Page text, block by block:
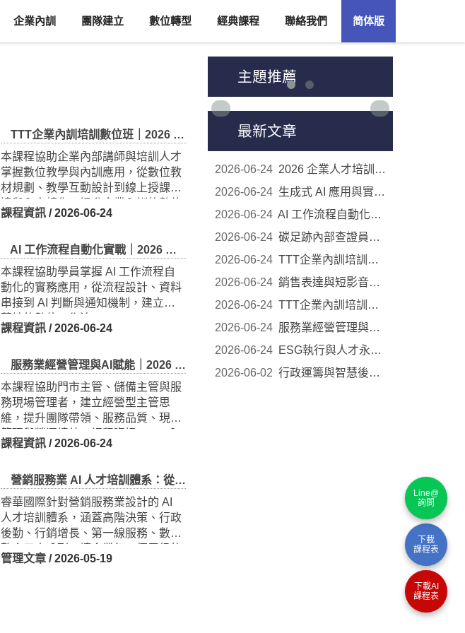
下載
課程表
下載AI
課程表
Line@
詢問
企業內訓 團隊建立 數位轉型 經典課程 聯絡我們 简体版
TTT企業內訓培訓數位班｜2026 企業人才培訓公開班
本課程協助企業內部講師與培訓人才
掌握數位教學與內訓應用，從數位教
材規劃、教學互動設計到線上授課表
教學實務能力。課程資訊、DM 內
容、講師介紹與報名連結請見本頁。
AI 工作流程自動化實戰｜2026 企業人才培訓公開班
本課程協助學員掌握 AI 工作流程自
動化的實務應用，從流程設計、資料
串接到 AI 判斷與通知機制，建立可
服務業經營管理與AI賦能｜2026 企業人才培訓公開班
本課程協助門市主管、儲備主管與服
務現場管理者，建立經營型主管思
維，提升團隊帶領、服務品質、現場
主題推薦
最新文章
2026-06-24
2026 企業人才培訓公開班｜8 大主題課程開放報名
2026-06-24 生成式 AI 應用與實務工作導入｜2026 企業人才培訓...
2026-06-24
AI 工作流程自動化實戰｜2026 企業人才培訓公開班
2026-06-24 碳足跡內部查證員培訓｜2026 企業人才培訓公開班
2026-06-24 TTT企業內訓培訓數位班｜2026 企業人才培訓公開班
2026-06-24 銷售表達與短影音行銷應用實戰｜2026 企業人才培...